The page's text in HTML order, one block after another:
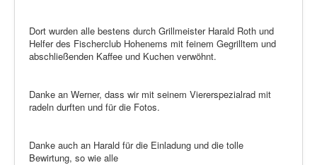
Dort wurden alle bestens durch Grillmeister Harald Roth und
Helfer des Fischerclub Hohenems mit feinem Gegrilltem und
abschließenden Kaffee und Kuchen verwöhnt.
Danke an Werner, dass wir mit seinem Viererspezialrad mit
radeln durften und für die Fotos.
Danke auch an Harald für die Einladung und die tolle
Bewirtung, so wie alle